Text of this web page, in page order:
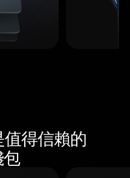
得信賴的